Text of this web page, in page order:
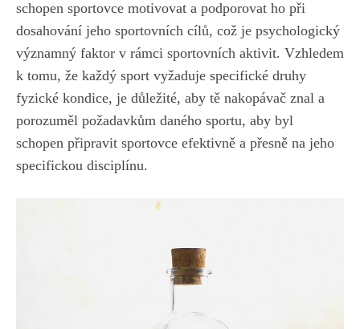
schopen ‍sportovce motivovat ⁢a podporovat ho při​
dosahování jeho sportovních cílů, což je psychologický
významný faktor v rámci sportovních‍ aktivit.⁤ Vzhledem
k tomu, že každý​ sport vyžaduje ⁣specifické druhy
fyzické kondice, je důležité, ​aby tě nakopávač znal a
porozuměl⁤ požadavkům daného ​sportu, aby byl
schopen připravit sportovce efektivně a přesně na jeho⁢
specifickou disciplínu.